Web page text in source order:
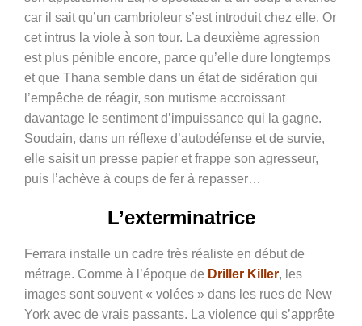
car il sait qu’un cambrioleur s’est introduit chez elle. Or
cet intrus la viole à son tour. La deuxième agression
est plus pénible encore, parce qu’elle dure longtemps
et que Thana semble dans un état de sidération qui
l’empêche de réagir, son mutisme accroissant
davantage le sentiment d’impuissance qui la gagne.
Soudain, dans un réflexe d’autodéfense et de survie,
elle saisit un presse papier et frappe son agresseur,
puis l’achève à coups de fer à repasser…
L’exterminatrice
Ferrara installe un cadre très réaliste en début de
métrage. Comme à l’époque de Driller Killer, les
images sont souvent « volées » dans les rues de New
York avec de vrais passants. La violence qui s’apprête